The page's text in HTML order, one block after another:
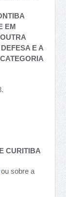
EM
E A
CURITIBA
ou sobre a